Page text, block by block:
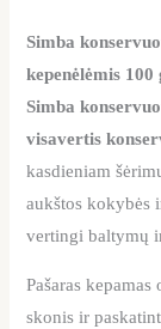
Simba
kepenėlėmis 100
Simba
visavertis
kasdieniam
aukštos kokybės
vertingi baltymų
Pašaras
skonis ir